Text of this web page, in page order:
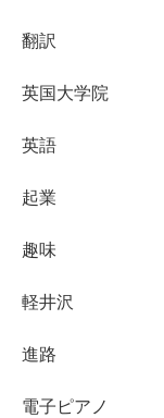
翻訳
英国大学院
英語
起業
趣味
軽井沢
進路
電子ピアノ